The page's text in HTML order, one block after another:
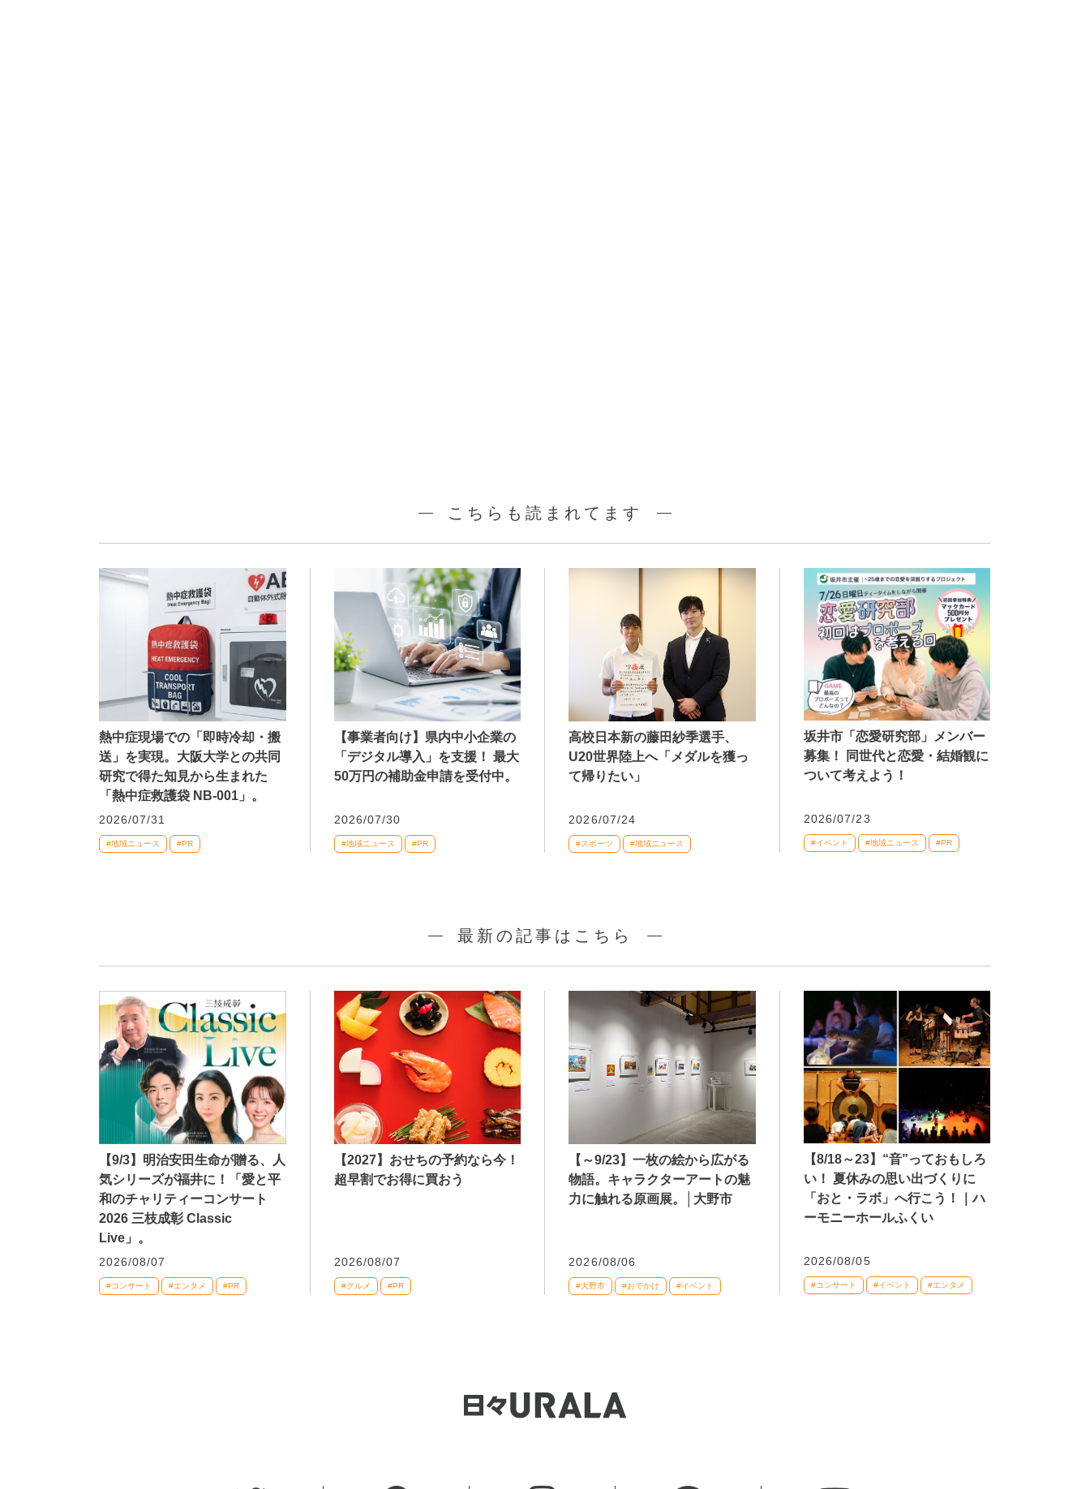
こちらも読まれてます
熱中症現場での「即時冷却・搬
送」を実現。大阪大学との共同
研究で得た知見から生まれた
「熱中症救護袋 NB-001」。
2026/07/31
#地域ニュース #PR
【事業者向け】県内中小企業の
「デジタル導入」を支援！ 最大
50万円の補助金申請を受付中。
2026/07/30
#地域ニュース #PR
高校日本新の藤田紗季選手、
U20世界陸上へ「メダルを獲っ
て帰りたい」
2026/07/24
#スポーツ #地域ニュース
坂井市「恋愛研究部」メンバー
募集！ 同世代と恋愛・結婚観に
ついて考えよう！
2026/07/23
#イベント #地域ニュース #PR
最新の記事はこちら
【9/3】明治安田生命が贈る、人
気シリーズが福井に！「愛と平
和のチャリティーコンサート
2026 三枝成彰 Classic
Live」。
2026/08/07
#コンサート #エンタメ #PR
【2027】おせちの予約なら今！
超早割でお得に買おう
2026/08/07
#グルメ #PR
【～9/23】一枚の絵から広がる
物語。キャラクターアートの魅
力に触れる原画展。│大野市
2026/08/06
#大野市 #おでかけ #イベント
【8/18～23】“音”っておもしろ
い！ 夏休みの思い出づくりに
「おと・ラボ」へ行こう！｜ハ
ーモニーホールふくい
2026/08/05
#コンサート #イベント #エンタメ